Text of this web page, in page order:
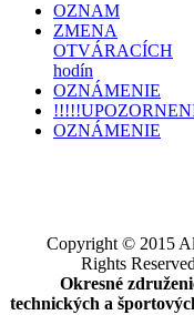
OZNAM
ZMENA
OTVÁRACÍCH
hodín
OZNÁMENIE
OZNÁMENIE
Copyright © 2015
Rights
Okresné
technických a